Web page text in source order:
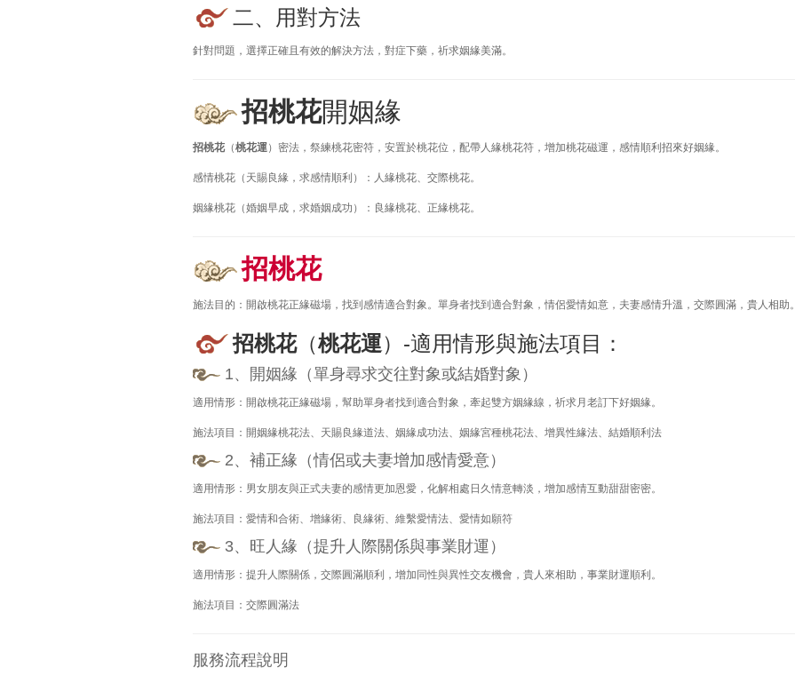
二、用對方法
針對問題，選擇正確且有效的解決方法，對症下藥，祈求姻緣美滿。
招桃花開姻緣
招桃花（桃花運）密法，祭練桃花密符，安置於桃花位，配帶人緣桃花符，增加桃花磁運，感情順利招來好姻緣。
感情桃花（天賜良緣，求感情順利）：人緣桃花、交際桃花。
姻緣桃花（婚姻早成，求婚姻成功）：良緣桃花、正緣桃花。
招桃花
施法目的：開啟桃花正緣磁場，找到感情適合對象。單身者找到適合對象，情侶愛情如意，夫妻感情升溫，交際圓滿，貴人相助。
招桃花（桃花運）-適用情形與施法項目：
1、開姻緣（單身尋求交往對象或結婚對象）
適用情形：開啟桃花正緣磁場，幫助單身者找到適合對象，牽起雙方姻緣線，祈求月老訂下好姻緣。
施法項目：開姻緣桃花法、天賜良緣道法、姻緣成功法、姻緣宮種桃花法、增異性緣法、結婚順利法
2、補正緣（情侶或夫妻增加感情愛意）
適用情形：男女朋友與正式夫妻的感情更加恩愛，化解相處日久情意轉淡，增加感情互動甜甜密密。
施法項目：愛情和合術、增緣術、良緣術、維繫愛情法、愛情如願符
3、旺人緣（提升人際關係與事業財運）
適用情形：提升人際關係，交際圓滿順利，增加同性與異性交友機會，貴人來相助，事業財運順利。
施法項目：交際圓滿法
服務流程說明